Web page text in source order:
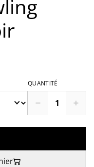
QUANTITÉ